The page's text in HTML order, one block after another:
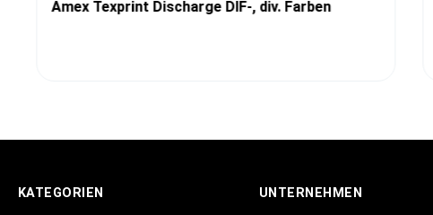
Amex Texprint Discharge DIF-, div. Farben
KATEGORIEN UNTERNEHMEN